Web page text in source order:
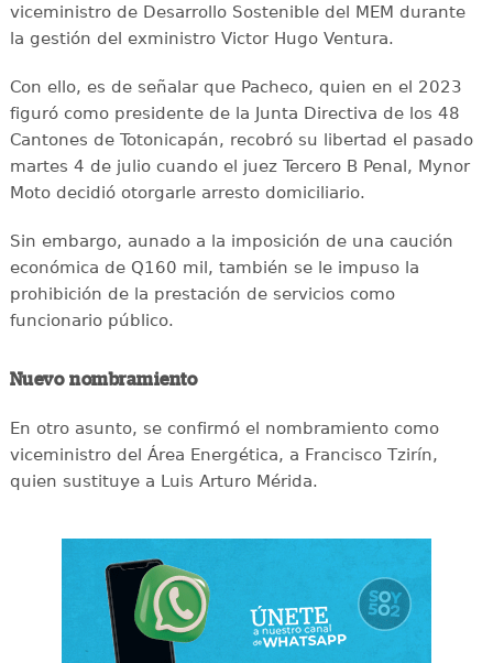
viceministro de Desarrollo Sostenible del MEM durante
la gestión del exministro Victor Hugo Ventura.
Con ello, es de señalar que Pacheco, quien en el 2023
figuró como presidente de la Junta Directiva de los 48
Cantones de Totonicapán, recobró su libertad el pasado
martes 4 de julio cuando el juez Tercero B Penal, Mynor
Moto decidió otorgarle arresto domiciliario.
Sin embargo, aunado a la imposición de una caución
económica de Q160 mil, también se le impuso la
prohibición de la prestación de servicios como
funcionario público.
Nuevo nombramiento
En otro asunto, se confirmó el nombramiento como
viceministro del Área Energética, a Francisco Tzirín,
quien sustituye a Luis Arturo Mérida.